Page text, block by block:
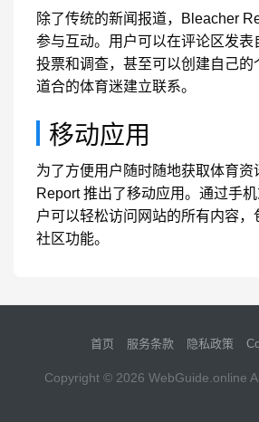
除了传统的新闻报道，Bleacher
参与互动。用户可以在评论区发表
投票和调查，甚至可以创建自己的
道合的体育迷建立联系。
移动应用
为了方便用户随时随地获取体育资
Report 推出了移动应用。通过手
户可以轻松访问网站的所有内容，
社区功能。
首页 服务条款 隐私政策
Copyright © 2026 WebGuide.online